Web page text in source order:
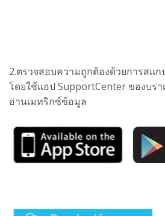
2.ตรวจสอบความถูกต้องด้วยการสแ
โดยใช้แอป SupportCenter ของบรา
อ่านเมทริกซ์ข้อมูล